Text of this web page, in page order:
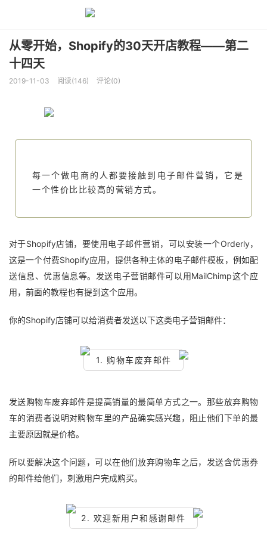
从零开始，Shopify的30天开店教程——第二
十四天
2019-11-03 阅读(146) 评论(0)
每一个做电商的人都要接触到电子邮件营销，它是
一个性价比比较高的营销方式。
对于Shopify店铺，要使用电子邮件营销，可以安装一个Orderly，
这是一个付费Shopify应用，提供各种主体的电子邮件模板，例如配
送信息、优惠信息等。发送电子营销邮件可以用MailChimp这个应
用，前面的教程也有提到这个应用。
你的Shopify店铺可以给消费者发送以下这类电子营销邮件：
1. 购物车废弃邮件
发送购物车废弃邮件是提高销量的最简单方式之一。那些放弃购物
车的消费者说明对购物车里的产品确实感兴趣，阻止他们下单的最
主要原因就是价格。
所以要解决这个问题，可以在他们放弃购物车之后，发送含优惠券
的邮件给他们，刺激用户完成购买。
2. 欢迎新用户和感谢邮件